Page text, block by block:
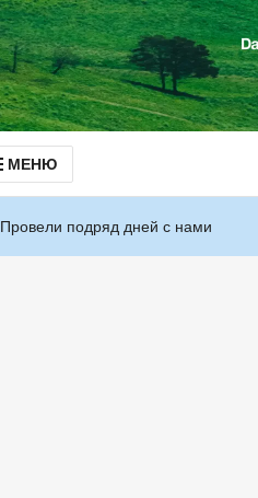
МЕНЮ
Провели подряд дней с нами